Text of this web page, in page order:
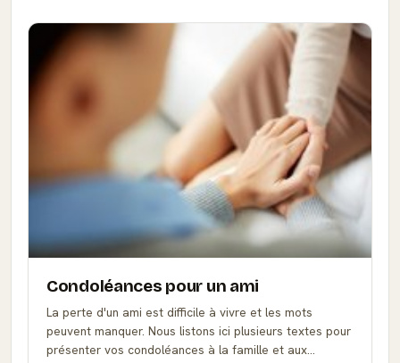
Condoléances pour un ami
La perte d'un ami est difficile à vivre et les mots
peuvent manquer. Nous listons ici plusieurs textes pour
présenter vos condoléances à la famille et aux